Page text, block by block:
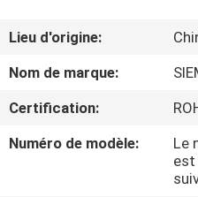
À
PROPOS
NOUS
Lieu d'origine:
Nom de marque:
Certification:
Numéro de modèle:
Le
est